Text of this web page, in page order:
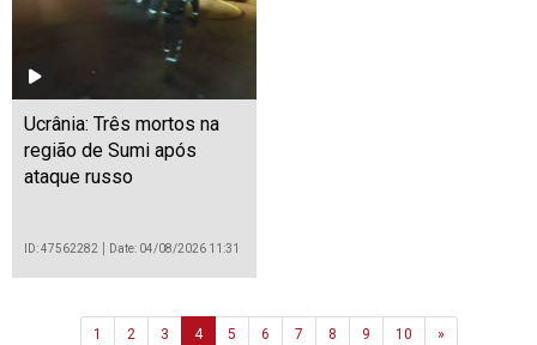
Ucrânia: Três mortos na
região de Sumi após
ataque russo
ID: 47562282 Date: 04/08/2026 11:31
1 2 3 4 5 6 7 8 9 10 »Next